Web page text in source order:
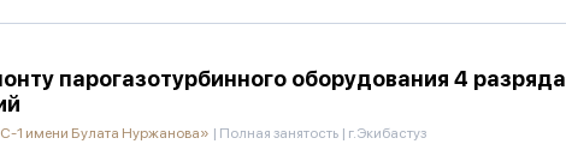
парогазотурбинного оборудования 4 разряда
1 имени Булата Нуржанова» | Полная занятость | г.Экибастуз